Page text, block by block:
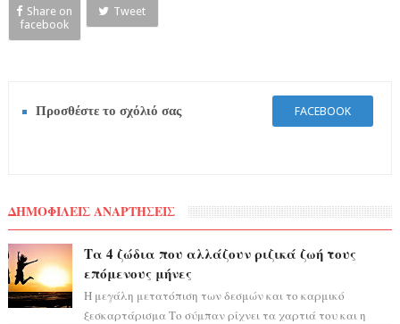
Share on
facebook
Tweet
Προσθέστε το σχόλιό σας FACEBOOK
ΔΗΜΟΦΙΛΕΙΣ ΑΝΑΡΤΗΣΕΙΣ
Τα 4 ζώδια που αλλάζουν ριζικά ζωή τους
επόμενους μήνες
Η μεγάλη μετατόπιση των δεσμών και το καρμικό
ξεσκαρτάρισμα Το σύμπαν ρίχνει τα χαρτιά του και η